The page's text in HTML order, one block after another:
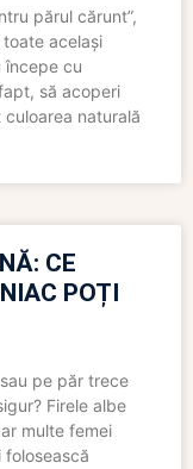
părul cărunt”,
același
începe cu
să acoperi
naturală
CE
POȚI
pe păr trece
Firele albe
multe femei
folosească